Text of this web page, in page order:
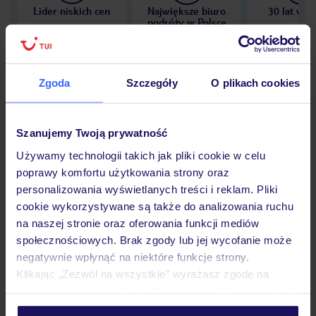
Zgoda Szczegóły O plikach cookies
Szanujemy Twoją prywatność
Używamy technologii takich jak pliki cookie w celu
poprawy komfortu użytkowania strony oraz
personalizowania wyświetlanych treści i reklam. Pliki
cookie wykorzystywane są także do analizowania ruchu
na naszej stronie oraz oferowania funkcji mediów
społecznościowych. Brak zgody lub jej wycofanie może
negatywnie wpłynąć na niektóre funkcje strony.
Klikając „Zezwól na wszystkie” wyrażasz zgodę na
personalizować swój wybór wchodząc w zakładkę
Lider niskich cen
Największe biuro
podróży w Polsce
30 lat w
Opinie
Pokoje
Wyżywienie